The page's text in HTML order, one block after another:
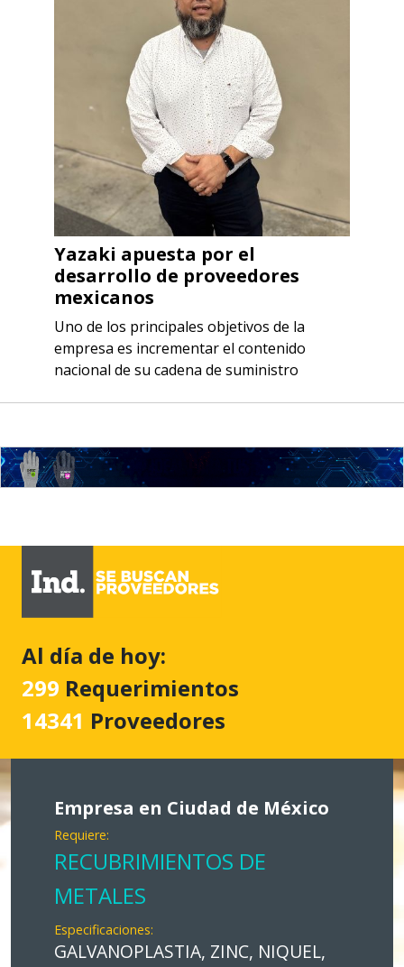
Yazaki apuesta por el
desarrollo de proveedores
mexicanos
Uno de los principales objetivos de la
empresa es incrementar el contenido
nacional de su cadena de suministro
Al día de hoy:
299 Requerimientos
14341 Proveedores
Empresa en Ciudad de México
Requiere:
RECUBRIMIENTOS DE
METALES
Especificaciones:
GALVANOPLASTIA, ZINC, NIQUEL,